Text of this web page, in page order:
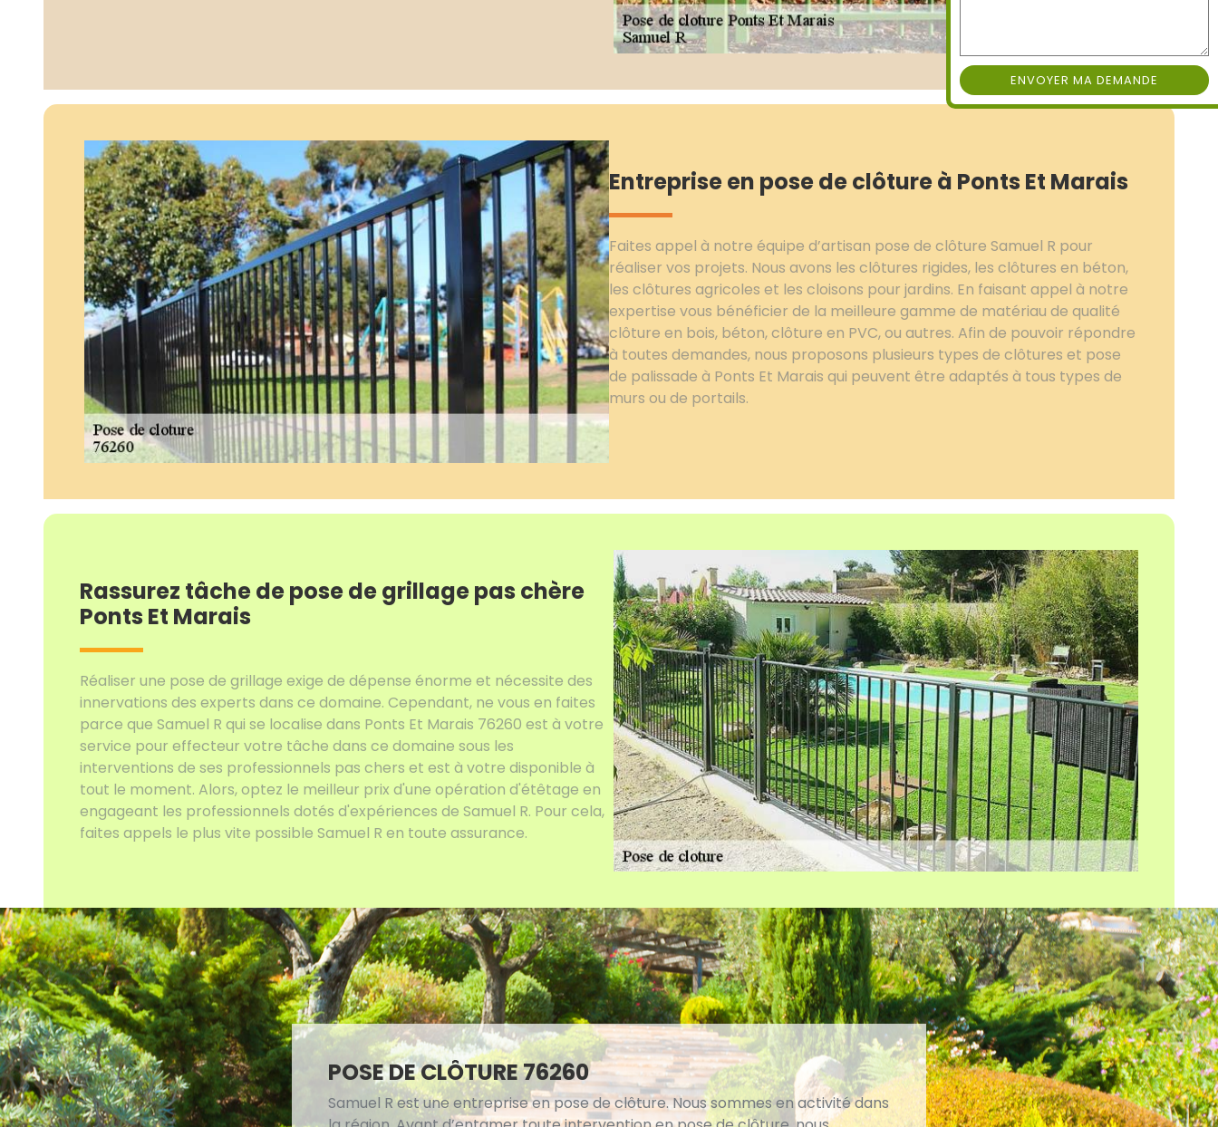
Entreprise en pose de clôture à Ponts Et Marais
Faites appel à notre équipe d’artisan pose de clôture Samuel R pour
réaliser vos projets. Nous avons les clôtures rigides, les clôtures en béton,
les clôtures agricoles et les cloisons pour jardins. En faisant appel à notre
expertise vous bénéficier de la meilleure gamme de matériau de qualité
clôture en bois, béton, clôture en PVC, ou autres. Afin de pouvoir répondre
à toutes demandes, nous proposons plusieurs types de clôtures et pose
de palissade à Ponts Et Marais qui peuvent être adaptés à tous types de
murs ou de portails.
Rassurez tâche de pose de grillage pas chère
Ponts Et Marais
Réaliser une pose de grillage exige de dépense énorme et nécessite des
innervations des experts dans ce domaine. Cependant, ne vous en faites
parce que Samuel R qui se localise dans Ponts Et Marais 76260 est à votre
service pour effecteur votre tâche dans ce domaine sous les
interventions de ses professionnels pas chers et est à votre disponible à
tout le moment. Alors, optez le meilleur prix d'une opération d'étêtage en
engageant les professionnels dotés d'expériences de Samuel R. Pour cela,
faites appels le plus vite possible Samuel R en toute assurance.
POSE DE CLÔTURE 76260
Samuel R est une entreprise en pose de clôture. Nous sommes en activité dans